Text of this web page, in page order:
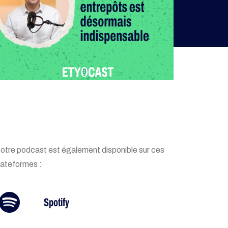
podcast est également disponible sur ces
:
Spotify